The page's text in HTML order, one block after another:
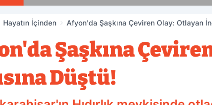
Hayatın İçinden Afyon'da Şaşkına Çeviren Olay: Otlayan
Şaşkına
Düştü!